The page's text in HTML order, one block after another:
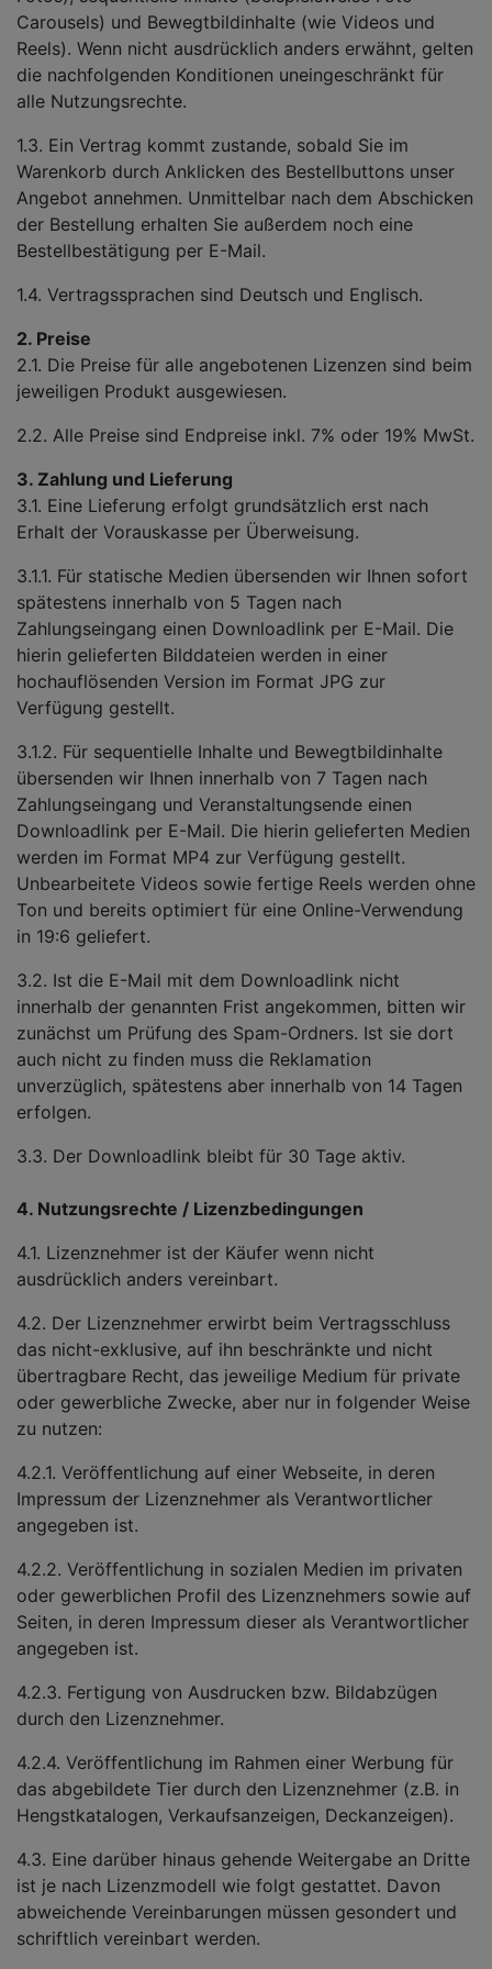
Carousels) und Bewegtbildinhalte (wie Videos und
Reels). Wenn nicht ausdrücklich anders erwähnt, gelten
die nachfolgenden Konditionen uneingeschränkt für
alle Nutzungsrechte.
1.3. Ein Vertrag kommt zustande, sobald Sie im
Warenkorb durch Anklicken des Bestellbuttons unser
Angebot annehmen. Unmittelbar nach dem Abschicken
der Bestellung erhalten Sie außerdem noch eine
Bestellbestätigung per E-Mail.
1.4. Vertragssprachen sind Deutsch und Englisch.
2. Preise
2.1. Die Preise für alle angebotenen Lizenzen sind beim
jeweiligen Produkt ausgewiesen.
2.2. Alle Preise sind Endpreise inkl. 7% oder 19% MwSt.
3. Zahlung und Lieferung
3.1. Eine Lieferung erfolgt grundsätzlich erst nach
Erhalt der Vorauskasse per Überweisung.
3.1.1. Für statische Medien übersenden wir Ihnen sofort
spätestens innerhalb von 5 Tagen nach
Zahlungseingang einen Downloadlink per E-Mail. Die
hierin gelieferten Bilddateien werden in einer
hochauflösenden Version im Format JPG zur
Verfügung gestellt.
3.1.2. Für sequentielle Inhalte und Bewegtbildinhalte
übersenden wir Ihnen innerhalb von 7 Tagen nach
Zahlungseingang und Veranstaltungsende einen
Downloadlink per E-Mail. Die hierin gelieferten Medien
werden im Format MP4 zur Verfügung gestellt.
Unbearbeitete Videos sowie fertige Reels werden ohne
Ton und bereits optimiert für eine Online-Verwendung
in 19:6 geliefert.
3.2. Ist die E-Mail mit dem Downloadlink nicht
innerhalb der genannten Frist angekommen, bitten wir
zunächst um Prüfung des Spam-Ordners. Ist sie dort
auch nicht zu finden muss die Reklamation
unverzüglich, spätestens aber innerhalb von 14 Tagen
erfolgen.
3.3. Der Downloadlink bleibt für 30 Tage aktiv.
4. Nutzungsrechte / Lizenzbedingungen
4.1. Lizenznehmer ist der Käufer wenn nicht
ausdrücklich anders vereinbart.
4.2. Der Lizenznehmer erwirbt beim Vertragsschluss
das nicht-exklusive, auf ihn beschränkte und nicht
übertragbare Recht, das jeweilige Medium für private
oder gewerbliche Zwecke, aber nur in folgender Weise
zu nutzen:
4.2.1. Veröffentlichung auf einer Webseite, in deren
Impressum der Lizenznehmer als Verantwortlicher
angegeben ist.
4.2.2. Veröffentlichung in sozialen Medien im privaten
oder gewerblichen Profil des Lizenznehmers sowie auf
Seiten, in deren Impressum dieser als Verantwortlicher
angegeben ist.
4.2.3. Fertigung von Ausdrucken bzw. Bildabzügen
durch den Lizenznehmer.
4.2.4. Veröffentlichung im Rahmen einer Werbung für
das abgebildete Tier durch den Lizenznehmer (z.B. in
Hengstkatalogen, Verkaufsanzeigen, Deckanzeigen).
4.3. Eine darüber hinaus gehende Weitergabe an Dritte
ist je nach Lizenzmodell wie folgt gestattet. Davon
abweichende Vereinbarungen müssen gesondert und
schriftlich vereinbart werden.